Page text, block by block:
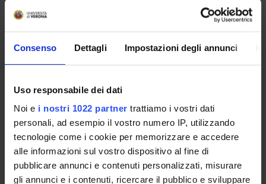
Consenso Dettagli Impostazioni degli annunci
Uso responsabile dei dati
Noi e i nostri 1022 partner trattiamo i vostri dati
personali, ad esempio il vostro numero IP, utilizzando
tecnologie come i cookie per memorizzare e accedere
alle informazioni sul vostro dispositivo al fine di
pubblicare annunci e contenuti personalizzati, misurare
gli annunci e i contenuti, ricercare il pubblico e sviluppare
Roberto Bassi
Studioso Senior
Roberto Caferri
Dario Zappone
RESEARCH AREAS INVOLVED IN THE PROJECT